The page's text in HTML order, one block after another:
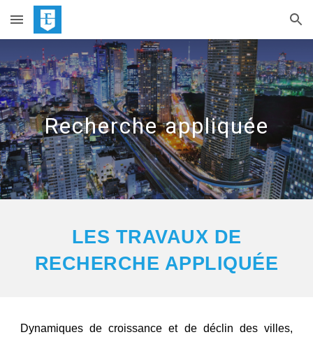
Skip to main content Skip to navigation
Recherche appliquée
LES TRAVAUX DE
RECHERCHE APPLIQUÉE
Dynamiques de croissance et de déclin des villes,